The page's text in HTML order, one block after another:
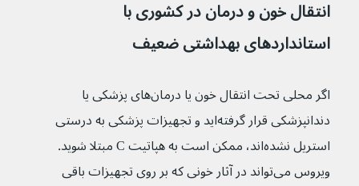
انتقال خون و درمان در کشوری با
استاندارد‌های بهداشتی ضعیف
اگر محلی تحت انتقال خون یا درمان‌های پزشکی یا
دندانپزشکی قرار گرفته‌اید و تجهیزات پزشکی به درستی
استریل نشده‌اند، ممکن است به هپاتیت C مبتلا شوید.
ویروس می‌تواند در آثار خونی که بر روی تجهیزات باقی